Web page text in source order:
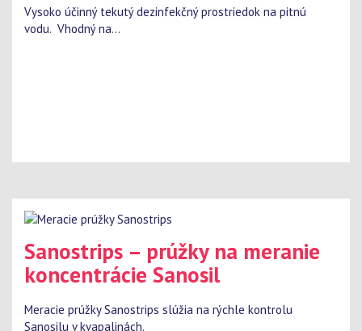
Vysoko účinný tekutý dezinfekčný prostriedok na pitnú
vodu. Vhodný na...
Sanostrips – prúžky na meranie
koncentrácie Sanosil
Meracie prúžky Sanostrips slúžia na rýchle kontrolu
Sanosilu v kvapalinách.